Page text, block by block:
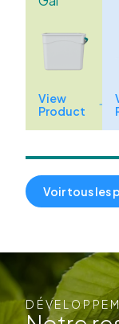
View
Product
Voir tous les